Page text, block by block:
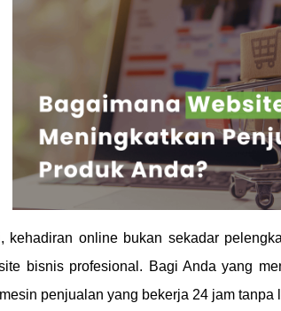
kehadiran online bukan sekadar
bisnis profesional. Bagi Anda yang
penjualan yang bekerja 24 jam tanpa